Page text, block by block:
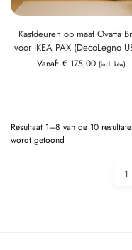
Kastdeuren op maat Ovatta
voor IKEA PAX (DecoLegno
Vanaf: € 175,00 (incl. btw)
Resultaat 1–8 van de 10
wordt getoond
1